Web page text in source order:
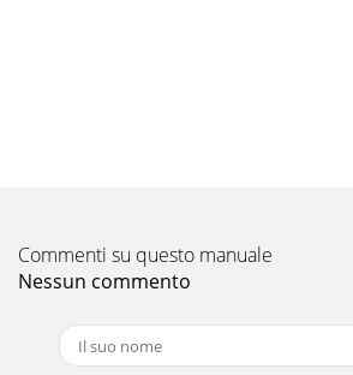
Commenti su questo manuale
Nessun commento